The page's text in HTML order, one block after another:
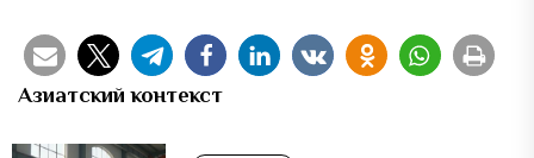
Азиатский контекст